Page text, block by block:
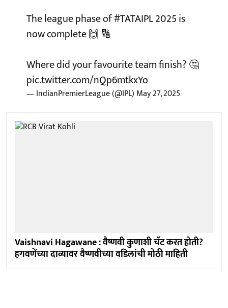
The league phase of#TATAIPL2025 is
now complete 🙌 🔢
Where did your favourite team finish? 🤔
pic.twitter.com/nQp6mtkxYo
— IndianPremierLeague (@IPL) May 27, 2025
Vaishnavi Hagawane : वैष्णवी कुणाशी चॅट करत होती?
हगवणेंच्या दाव्यावर वैष्णवीच्या वडिलांची मोठी माहिती